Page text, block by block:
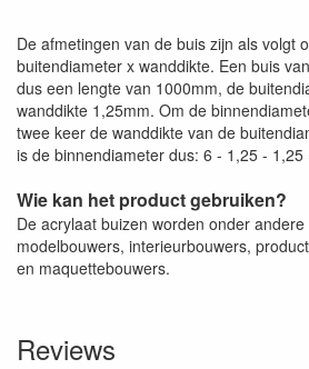
De afmetingen van de buis zijn als volgt
buitendiameter x wanddikte. Een buis
dus een lengte van 1000mm, de
wanddikte 1,25mm. Om de
twee keer de wanddikte van de
is de binnendiameter dus: 6 - 1,25 - 1,25
Wie kan het product gebruiken?
De acrylaat buizen worden onder
modelbouwers, interieurbouwers,
en maquettebouwers.
Reviews